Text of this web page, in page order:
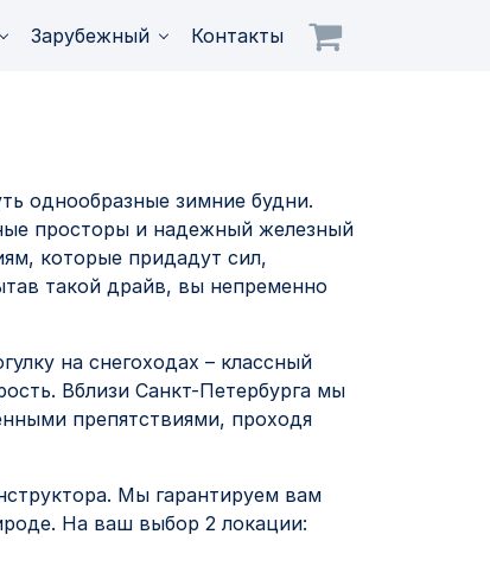
Зарубежный Контакты
однообразные зимние будни.
просторы и надежный железный
которые придадут сил,
такой драйв, вы непременно
на снегоходах – классный
Вблизи Санкт-Петербурга мы
препятствиями, проходя
Мы гарантируем вам
На ваш выбор 2 локации: